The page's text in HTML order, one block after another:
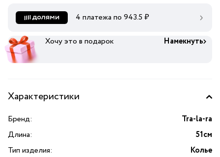
4 платежа по 943.5 ₽
Хочу это в подарок Намекнуть
Характеристики
Бренд:
Tra-la-ra
Длина:
51см
Тип изделия:
Колье